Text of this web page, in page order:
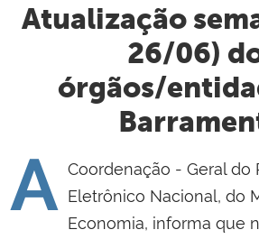
Atualização
26/06)
órgãos/
A Coordenação - Geral do
Eletrônico Nacional, do
Economia, informa que